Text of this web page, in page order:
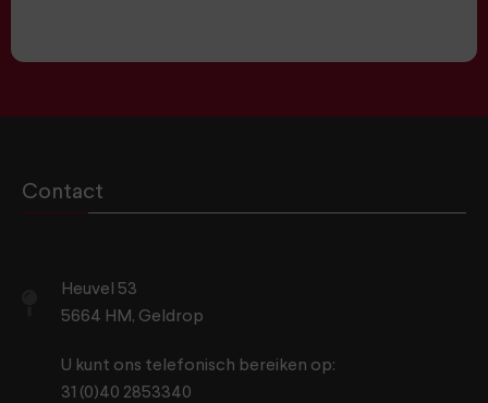
Contact
Heuvel 53
5664 HM, Geldrop
U kunt ons telefonisch bereiken op:
31 (0)40 2853340